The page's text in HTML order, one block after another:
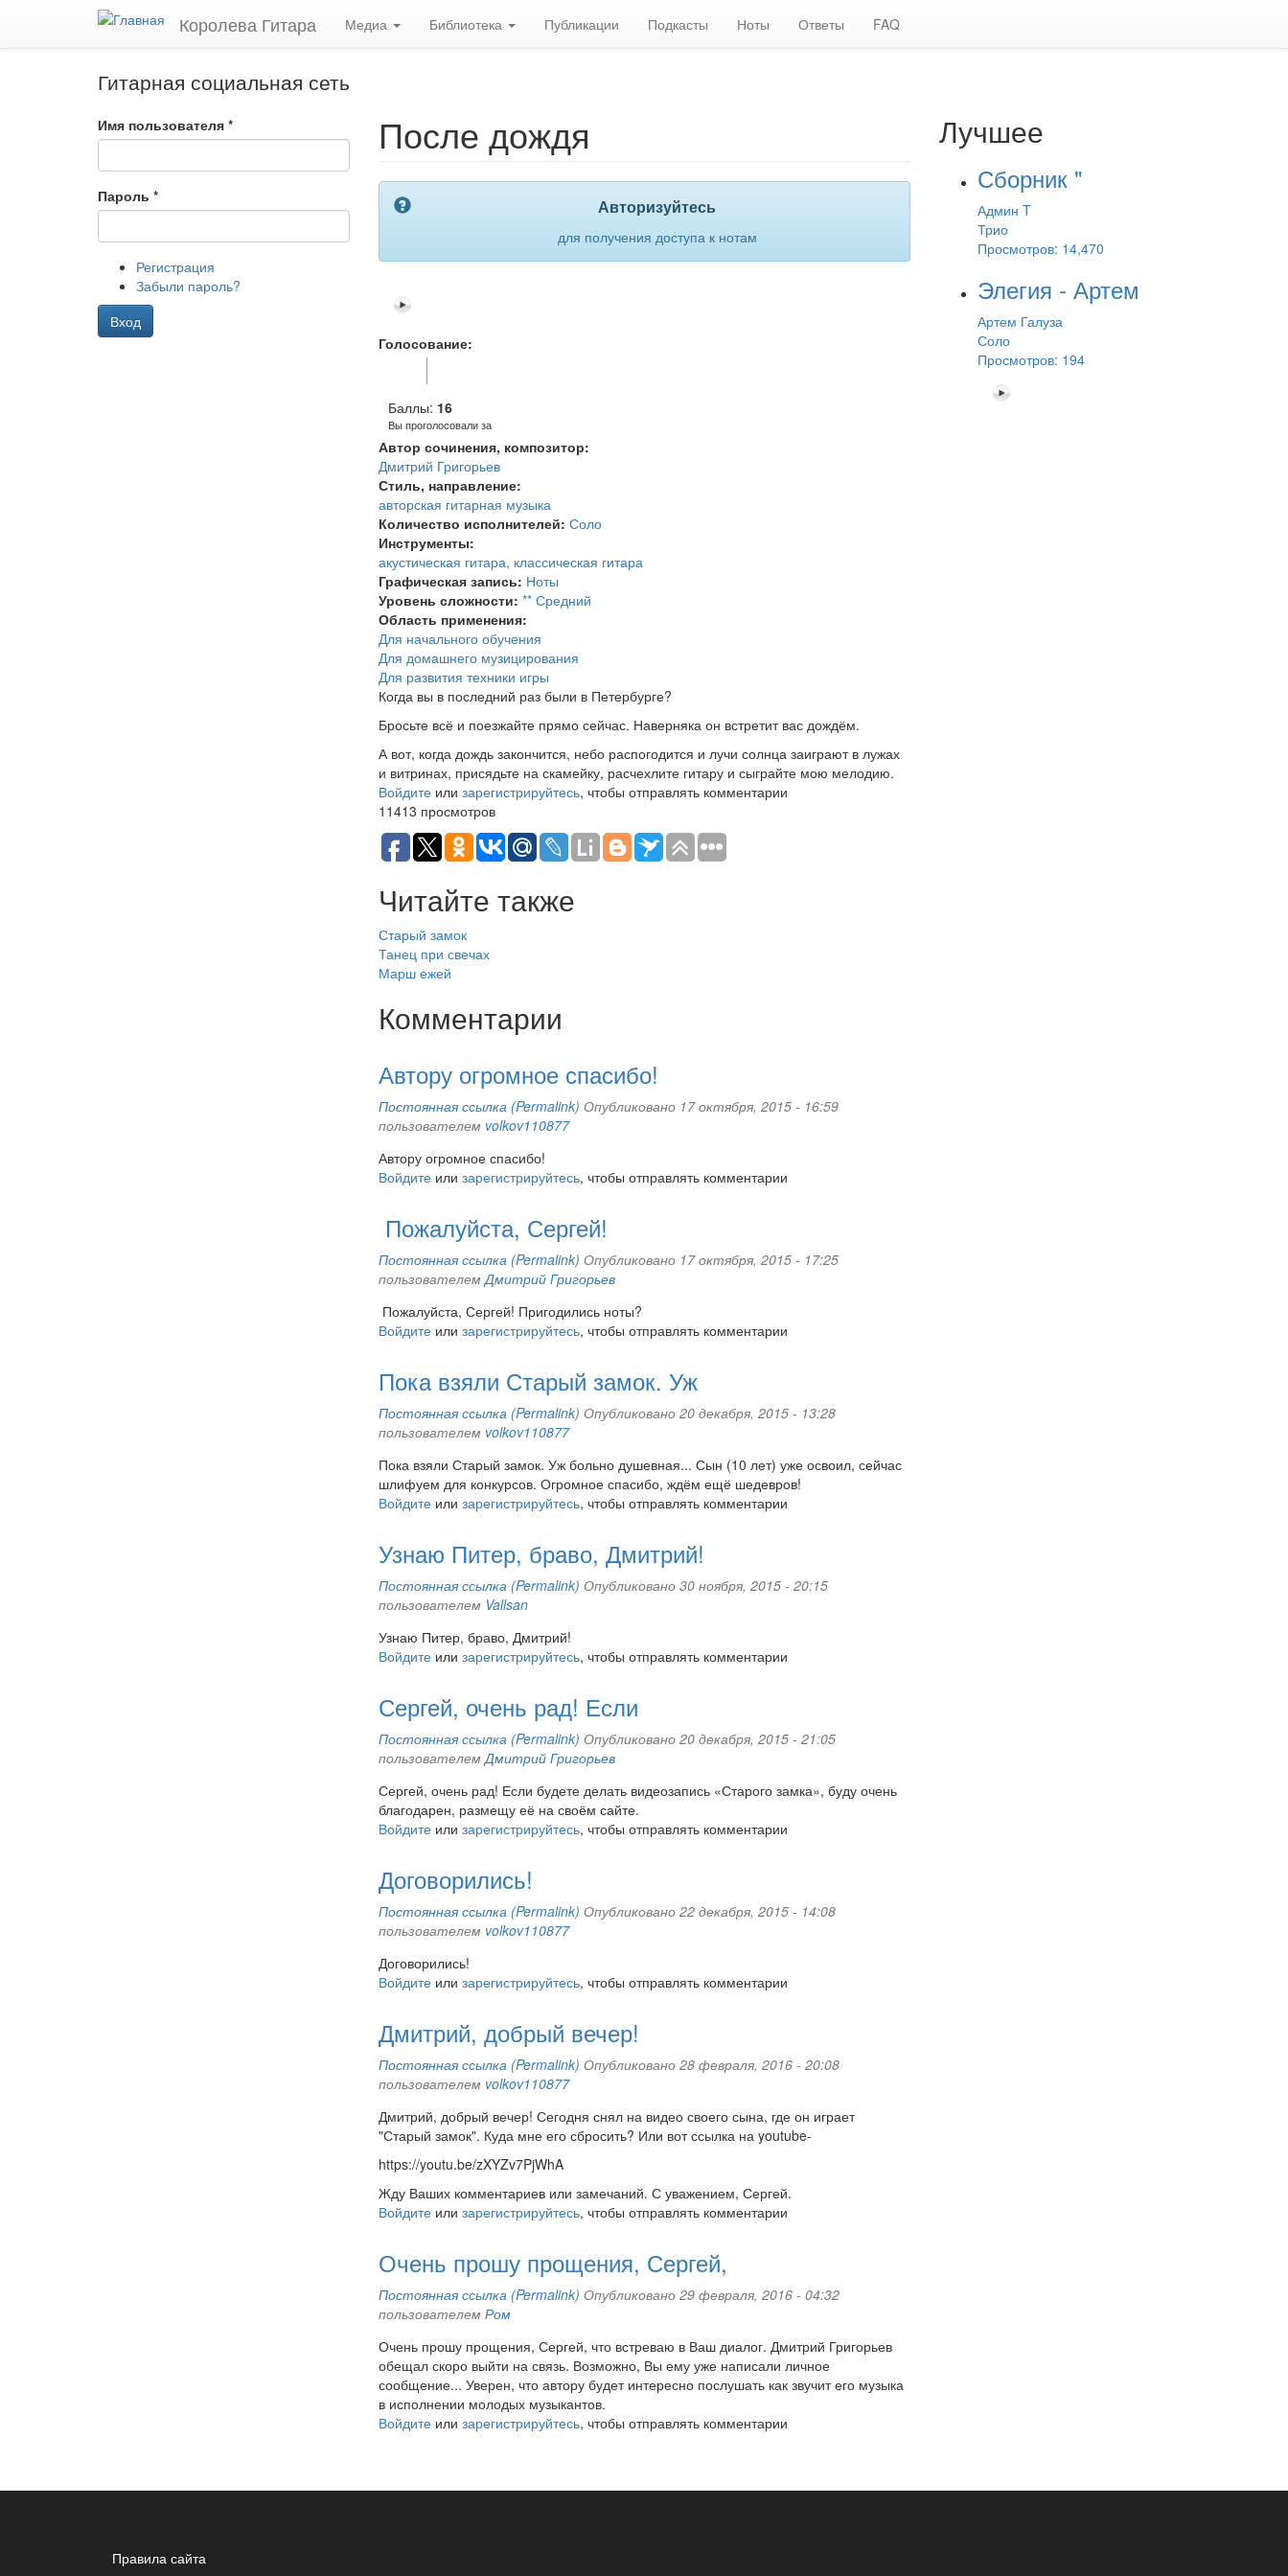
Королева Гитара Медиа Библиотека Публикации Подкасты Ноты Ответы FAQ
Гитарная социальная сеть
Имя пользователя *
Пароль *
Регистрация
Забыли пароль?
Вход
После дождя
Авторизуйтесь
для получения доступа к нотам
Голосование:
Баллы: 16
Вы проголосовали за
Автор сочинения, композитор:
Дмитрий Григорьев
Стиль, направление:
авторская гитарная музыка
Количество исполнителей: Соло
Инструменты:
акустическая гитара, классическая гитара
Графическая запись: Ноты
Уровень сложности: ** Средний
Область применения:
Для начального обучения
Для домашнего музицирования
Для развития техники игры
Когда вы в последний раз были в Петербурге?
Бросьте всё и поезжайте прямо сейчас. Наверняка он встретит вас дождём.
А вот, когда дождь закончится, небо распогодится и лучи солнца заиграют в лужах
и витринах, присядьте на скамейку, расчехлите гитару и сыграйте мою мелодию.
Войдитеили зарегистрируйтесь, чтобы отправлять комментарии
11413 просмотров
Читайте также
Старый замок
Танец при свечах
Марш ежей
Комментарии
Автору огромное спасибо!
Постоянная ссылка (Permalink) Опубликовано 17 октября, 2015 - 16:59
пользователем volkov110877
Автору огромное спасибо!
Войдитеили зарегистрируйтесь, чтобы отправлять комментарии
Пожалуйста, Сергей!
Постоянная ссылка (Permalink) Опубликовано 17 октября, 2015 - 17:25
пользователемДмитрий Григорьев
Пожалуйста, Сергей! Пригодились ноты?
Войдитеили зарегистрируйтесь, чтобы отправлять комментарии
Пока взяли Старый замок. Уж
Постоянная ссылка (Permalink) Опубликовано 20 декабря, 2015 - 13:28
пользователем volkov110877
Пока взяли Старый замок. Уж больно душевная... Сын (10 лет) уже освоил, сейчас
шлифуем для конкурсов. Огромное спасибо, ждём ещё шедевров!
Войдитеили зарегистрируйтесь, чтобы отправлять комментарии
Узнаю Питер, браво, Дмитрий!
Постоянная ссылка (Permalink) Опубликовано 30 ноября, 2015 - 20:15
пользователем Vallsan
Узнаю Питер, браво, Дмитрий!
Войдитеили зарегистрируйтесь, чтобы отправлять комментарии
Сергей, очень рад! Если
Постоянная ссылка (Permalink) Опубликовано 20 декабря, 2015 - 21:05
пользователемДмитрий Григорьев
Сергей, очень рад! Если будете делать видеозапись «Старого замка», буду очень
благодарен, размещу её на своём сайте.
Войдитеили зарегистрируйтесь, чтобы отправлять комментарии
Договорились!
Постоянная ссылка (Permalink) Опубликовано 22 декабря, 2015 - 14:08
пользователем volkov110877
Договорились!
Войдитеили зарегистрируйтесь, чтобы отправлять комментарии
Дмитрий, добрый вечер!
Постоянная ссылка (Permalink) Опубликовано 28 февраля, 2016 - 20:08
пользователем volkov110877
Дмитрий, добрый вечер! Сегодня снял на видео своего сына, где он играет
"Старый замок". Куда мне его сбросить? Или вот ссылка на youtube-
https://youtu.be/zXYZv7PjWhA
Жду Ваших комментариев или замечаний. С уважением, Сергей.
Войдитеили зарегистрируйтесь, чтобы отправлять комментарии
Очень прошу прощения, Сергей,
Постоянная ссылка (Permalink) Опубликовано 29 февраля, 2016 - 04:32
пользователем Ром
Очень прошу прощения, Сергей, что встреваю в Ваш диалог. Дмитрий Григорьев
обещал скоро выйти на связь. Возможно, Вы ему уже написали личное
сообщение... Уверен, что автору будет интересно послушать как звучит его музыка
в исполнении молодых музыкантов.
Войдитеили зарегистрируйтесь, чтобы отправлять комментарии
Лучшее
Сборник "
Админ T
Трио
Просмотров: 14,470
Элегия - Артем
Артем Галуза
Соло
Просмотров: 194
Правила сайта